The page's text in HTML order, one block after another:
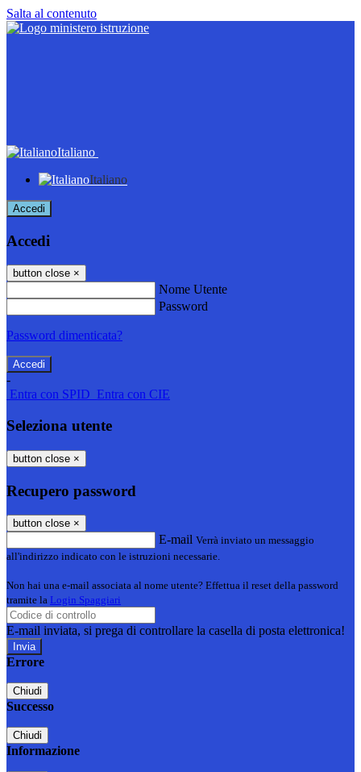
Salta al contenuto
Italiano
Italiano
Accedi
Accedi
button close ×
Nome Utente
Password
Password dimenticata?
-
Entra con SPID Entra con CIE
Seleziona utente
button close ×
Recupero password
button close ×
E-mail Verrà inviato un messaggio
all'indirizzo indicato con le istruzioni necessarie.
Non hai una e-mail associata al nome utente? Effettua il reset della password
tramite la Login Spaggiari
E-mail inviata, si prega di controllare la casella di posta elettronica!
Errore
Chiudi
Successo
Chiudi
Informazione